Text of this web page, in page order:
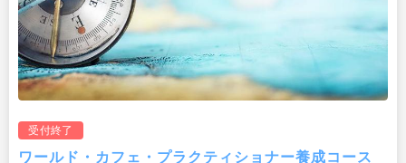
受付終了
ワールド・カフェ・プラクティショナー養成コース